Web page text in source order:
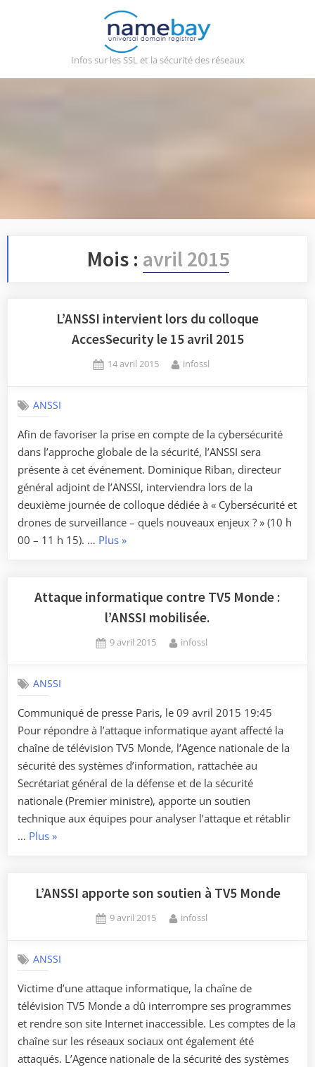
Infos sur les SSL et la sécurité des réseaux
Mois : avril 2015
L’ANSSI intervient lors du colloque
AccesSecurity le 15 avril 2015
Posted
14 avril 2015 By
infossl
ANSSI
Afin de favoriser la prise en compte de la cybersécurité
dans l’approche globale de la sécurité, l’ANSSI sera
présente à cet événement. Dominique Riban, directeur
général adjoint de l’ANSSI, interviendra lors de la
deuxième journée de colloque dédiée à « Cybersécurité et
drones de surveillance – quels nouveaux enjeux ? » (10 h
00 – 11 h 15). … Plus« L’ANSSI
du
colloque
le
»
Attaque informatique contre TV5 Monde :
l’ANSSI mobilisée.
Posted
9 avril 2015 By
infossl
ANSSI
Communiqué de presse Paris, le 09 avril 2015 19:45
Pour répondre à l’attaque informatique ayant affecté la
chaîne de télévision TV5 Monde, l’Agence nationale de la
sécurité des systèmes d’information, rattachée au
Secrétariat général de la défense et de la sécurité
nationale (Premier ministre), apporte un soutien
technique aux équipes pour analyser l’attaque et rétablir
… Plus« Attaque
TV5
»
L’ANSSI apporte son soutien à TV5 Monde
Posted
9 avril 2015 By
infossl
ANSSI
Victime d’une attaque informatique, la chaîne de
télévision TV5 Monde a dû interrompre ses programmes
et rendre son site Internet inaccessible. Les comptes de la
chaîne sur les réseaux sociaux ont également été
attaqués. L’Agence nationale de la sécurité des systèmes